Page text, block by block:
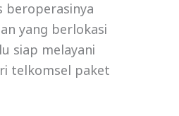
beroperasinya
yang berlokasi
siap melayani
telkomsel paket